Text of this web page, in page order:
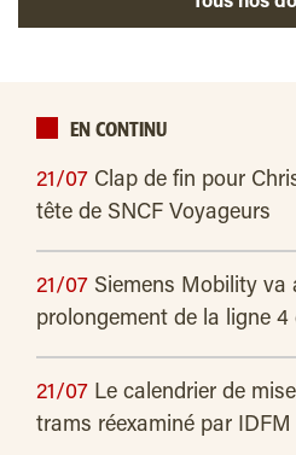
EN CONTINU
21/07 Clap de fin pour
tête de SNCF Voyageurs
21/07 Siemens Mobility va
prolongement de la ligne 4
21/07 Le calendrier de
trams réexaminé par IDFM